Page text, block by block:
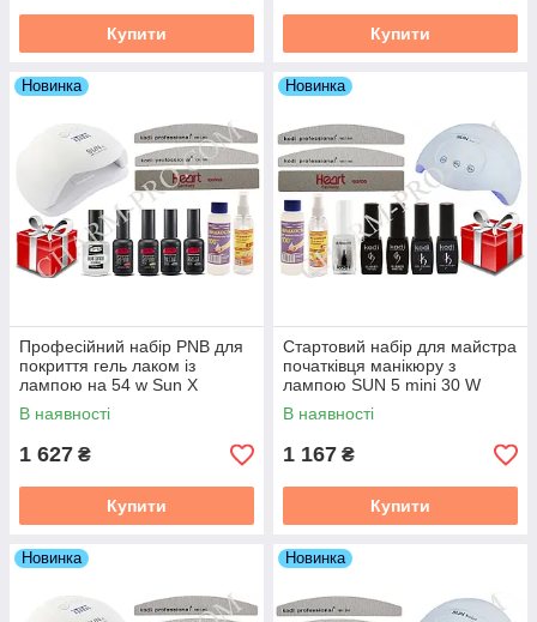
Купити Купити
Новинка
Професійний набір PNB для
покриття гель лаком із
лампою на 54 w Sun X
В наявності
1 627 ₴
Купити
Новинка
Стартовий набір для майстра
початківця манікюру з
лампою SUN 5 mini 30 W
В наявності
1 167 ₴
Купити
Новинка Новинка